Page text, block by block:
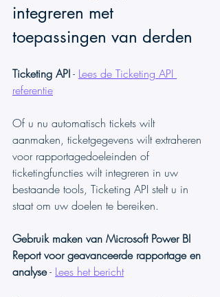
integreren met
toepassingen van derden
Ticketing API - Lees de Ticketing API
referentie
Of u nu automatisch tickets wilt
aanmaken, ticketgegevens wilt extraheren
voor rapportagedoeleinden of
ticketingfuncties wilt integreren in uw
bestaande tools, Ticketing API stelt u in
staat om uw doelen te bereiken.
Gebruik maken van Microsoft Power BI
Report voor geavanceerde rapportage en
analyse - Lees het bericht